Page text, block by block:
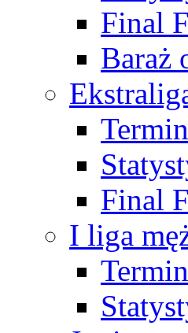
Final
Baraż
Final
I liga